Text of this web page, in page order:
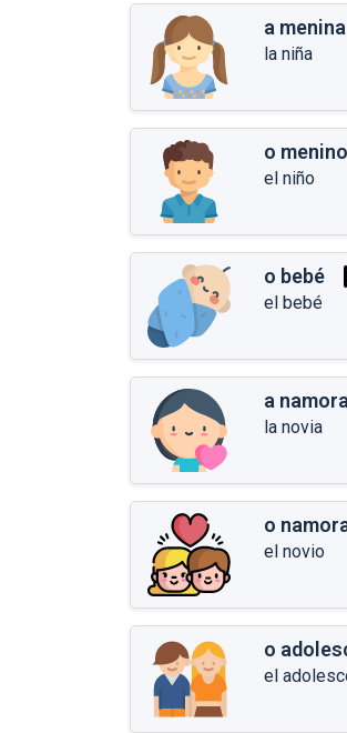
a menina
la niña
o menino
el niño
o bebé
el bebé
a
la novia
o
el novio
o
el